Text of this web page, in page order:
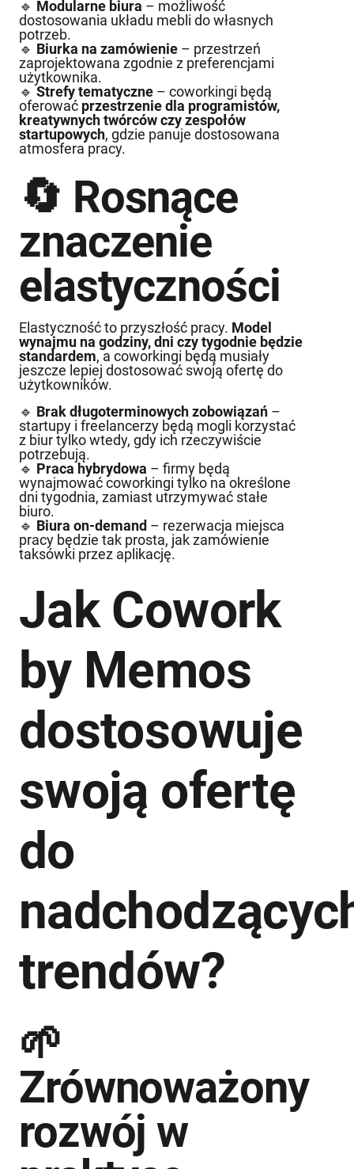
🔹 Modularne biura – możliwość
dostosowania układu mebli do własnych
potrzeb.
🔹 Biurka na zamówienie – przestrzeń
zaprojektowana zgodnie z preferencjami
użytkownika.
🔹Strefy tematyczne – coworkingi będą
oferować przestrzenie dla programistów,
kreatywnych twórców czy zespołów
startupowych, gdzie panuje dostosowana
atmosfera pracy.
🔄 Rosnące
znaczenie
elastyczności
Elastyczność to przyszłość pracy. Model
wynajmu na godziny, dni czy tygodnie będzie
standardem, a coworkingi będą musiały
jeszcze lepiej dostosować swoją ofertę do
użytkowników.
🔹 Brak długoterminowych zobowiązań –
startupy i freelancerzy będą mogli korzystać
z biur tylko wtedy, gdy ich rzeczywiście
potrzebują.
🔹 Praca hybrydowa – firmy będą
wynajmować coworkingi tylko na określone
dni tygodnia, zamiast utrzymywać stałe
biuro.
🔹 Biura on-demand – rezerwacja miejsca
pracy będzie tak prosta, jak zamówienie
taksówki przez aplikację.
Jak Cowork
by Memos
dostosowuje
swoją ofertę
do
trendów?
🌱
Zrównoważony
rozwój w